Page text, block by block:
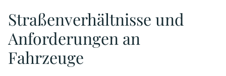
Straßenverhältnisse und
Anforderungen an
Fahrzeuge